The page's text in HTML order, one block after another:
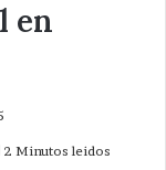
en
2 Minutos leidos